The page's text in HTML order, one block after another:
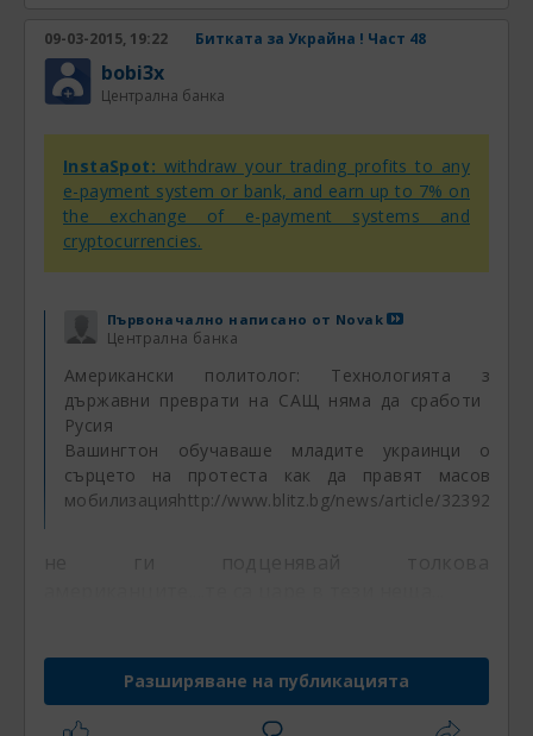
09-03-2015, 19:22 Битката за Украйна ! Част 48
bobi3x
Централна банка
InstaSpot: withdraw your trading profits to any
e-payment system or bank, and earn up to 7% on
the exchange of e-payment systems and
cryptocurrencies.
Първоначално написано от Novak
Централна банка
Американски политолог: Технологията за
държавни преврати на САЩ няма да сработи в
Русия
Вашингтон обучаваше младите украинци от
сърцето на протеста как да правят масова
мобилизацияhttp://www.blitz.bg/news/article/323923
не ги подценявай толкова
Разширяване на публикацията